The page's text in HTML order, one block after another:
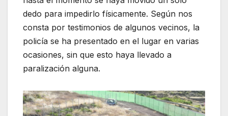
dedo para impedirlo físicamente. Según nos
consta por testimonios de algunos vecinos, la
policía se ha presentado en el lugar en varias
ocasiones, sin que esto haya llevado a
paralización alguna.